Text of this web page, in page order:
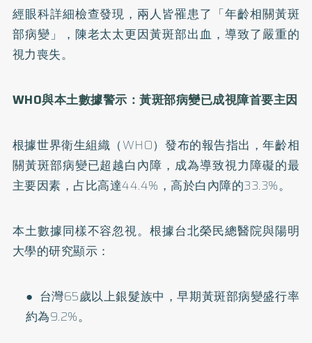
經眼科詳細檢查發現，兩人皆罹患了「年齡相關黃斑
部病變」，陳老太太更因黃斑部出血，導致了嚴重的
視力喪失。
WHO與本土數據警示：黃斑部病變已成視障首要主因
根據世界衛生組織（WHO）發布的報告指出，年齡相
關黃斑部病變已超越白內障，成為導致視力障礙的最
主要因素，占比高達44.4%，高於白內障的33.3%。
本土數據同樣不容忽視。根據台北榮民總醫院與陽明
大學的研究顯示：
● 台灣65歲以上銀髮族中，早期黃斑部病變盛行率
約為9.2%。